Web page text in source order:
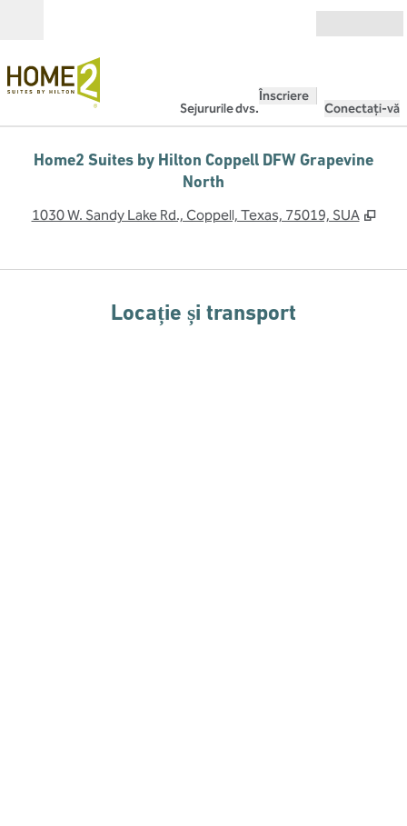
Sejururile dvs.
Înscriere
Conectați-vă
Home2 Suites by Hilton Coppell DFW Grapevine
North
1030 W. Sandy Lake Rd., Coppell, Texas, 75019, SUA ,
Locație și transport